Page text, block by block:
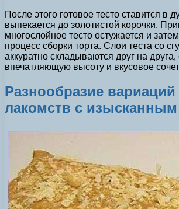
После этого готовое тесто ставится в
выпекается до золотистой корочки.
многослойное тесто остужается и
процесс сборки торта. Слои теста со
аккуратно складываются друг на друга,
впечатляющую высоту и вкусовое
Разнообразие
лакомств с изысканным